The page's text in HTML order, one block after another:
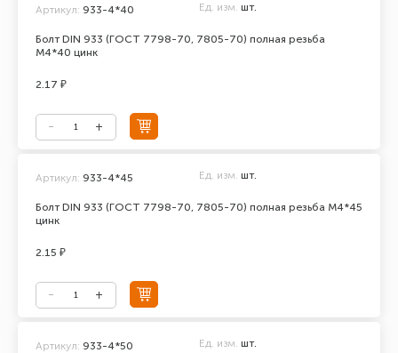
Болт DIN 933 (ГОСТ 7798-70, 7805-70) полная резьба
М4*40 цинк
Артикул: 933-4*40 Ед. изм. шт.
2.17 ₽
Болт DIN 933 (ГОСТ 7798-70, 7805-70) полная резьба М4*45
цинк
Артикул: 933-4*45 Ед. изм. шт.
2.15 ₽
Артикул: 933-4*50 Ед. изм. шт.